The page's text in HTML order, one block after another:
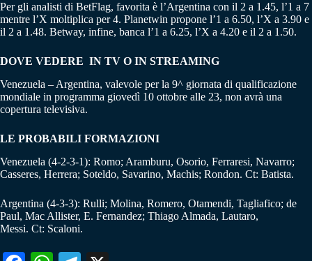
Per gli analisti di BetFlag, favorita è l’Argentina con il 2 a 1.45, l’1 a 7
mentre l’X moltiplica per 4. Planetwin propone l’1 a 6.50, l’X a 3.90 e
il 2 a 1.48. Betway, infine, banca l’1 a 6.25, l’X a 4.20 e il 2 a 1.50.
DOVE VEDERE IN TV O IN STREAMING
Venezuela – Argentina, valevole per la 9^ giornata di qualificazione
mondiale in programma giovedì 10 ottobre alle 23, non avrà una
copertura televisiva.
LE PROBABILI FORMAZIONI
Venezuela (4-2-3-1): Romo; Aramburu, Osorio, Ferraresi, Navarro;
Casseres, Herrera; Soteldo, Savarino, Machis; Rondon. Ct: Batista.
Argentina (4-3-3): Rulli; Molina, Romero, Otamendi, Tagliafico; de
Paul, Mac Allister, E. Fernandez; Thiago Almada, Lautaro,
Messi. Ct: Scaloni.